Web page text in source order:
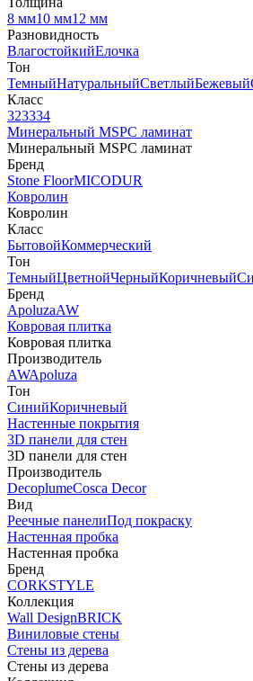
8 мм10 мм12 мм
Разновидность
ВлагостойкийЕлочка
Тон
ТемныйНатуральныйСветлыйБежевый
Класс
323334
Минеральный MSPC ламинат
Минеральный MSPC ламинат
Бренд
Stone FloorMICODUR
Ковролин
Ковролин
Класс
БытовойКоммерческий
Тон
ТемныйЦветнойЧерныйКоричневый
Бренд
ApoluzaAW
Ковровая плитка
Ковровая плитка
Производитель
AWApoluza
Тон
СинийКоричневый
Настенные покрытия
3D панели для стен
3D панели для стен
Производитель
DecoplumeCosca Decor
Вид
Реечные панелиПод покраску
Настенная пробка
Настенная пробка
Бренд
CORKSTYLE
Коллекция
Wall DesignBRICK
Виниловые стены
Стены из дерева
Стены из дерева